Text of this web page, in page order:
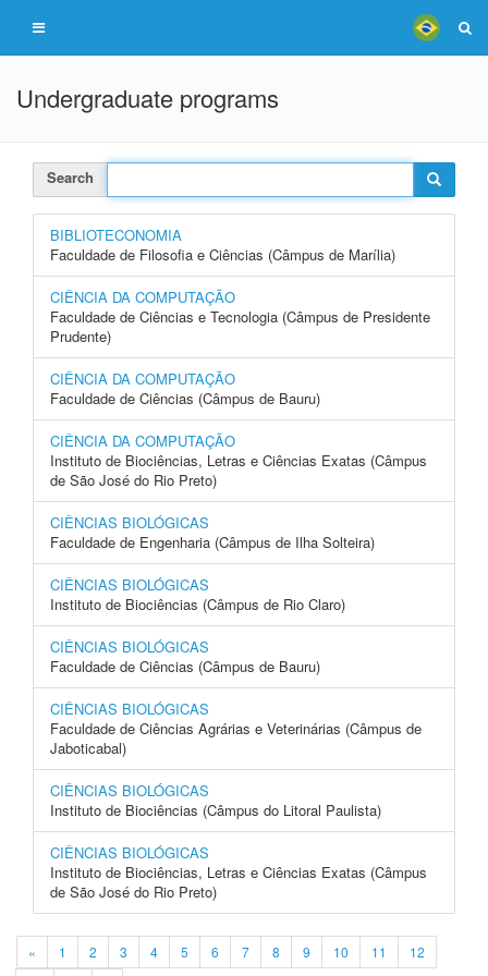
Undergraduate programs
Search
BIBLIOTECONOMIA
Faculdade de Filosofia e Ciências (Câmpus de Marília)
CIÊNCIA DA COMPUTAÇÃO
Faculdade de Ciências e Tecnologia (Câmpus de Presidente
Prudente)
CIÊNCIA DA COMPUTAÇÃO
Faculdade de Ciências (Câmpus de Bauru)
CIÊNCIA DA COMPUTAÇÃO
Instituto de Biociências, Letras e Ciências Exatas (Câmpus
de São José do Rio Preto)
CIÊNCIAS BIOLÓGICAS
Faculdade de Engenharia (Câmpus de Ilha Solteira)
CIÊNCIAS BIOLÓGICAS
Instituto de Biociências (Câmpus de Rio Claro)
CIÊNCIAS BIOLÓGICAS
Faculdade de Ciências (Câmpus de Bauru)
CIÊNCIAS BIOLÓGICAS
Faculdade de Ciências Agrárias e Veterinárias (Câmpus de
Jaboticabal)
CIÊNCIAS BIOLÓGICAS
Instituto de Biociências (Câmpus do Litoral Paulista)
CIÊNCIAS BIOLÓGICAS
Instituto de Biociências, Letras e Ciências Exatas (Câmpus
de São José do Rio Preto)
« 1 2 3 4 5 6 7 8 9 10 11
12